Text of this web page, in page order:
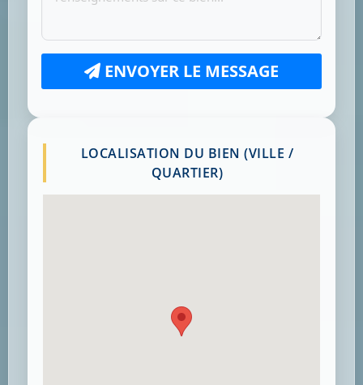
ENVOYER LE MESSAGE
LOCALISATION DU BIEN (VILLE /
QUARTIER)